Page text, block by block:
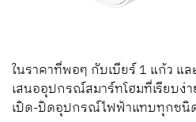
ในราคาที่พอๆ กับเบียร์ 1 แก้ว แ
เสนออุปกรณ์สมาร์ทโฮมที่เรียบง่
เปิด-ปิดอุปกรณ์ไฟฟ้าแทบทุกชนิ